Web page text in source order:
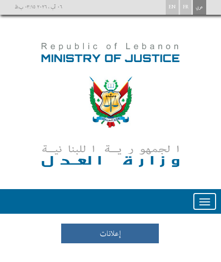
٠٦ آب ، ٢٠٢٦ ٠٣:١٥ ب.ظ EN FR عربي
Toggle
إعلانات